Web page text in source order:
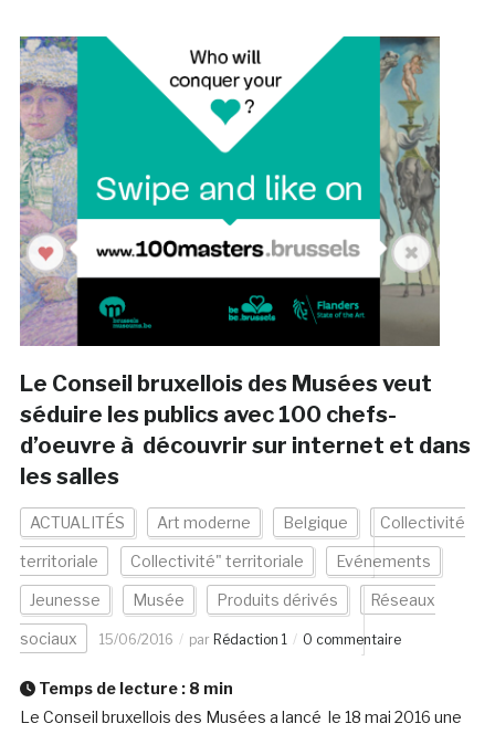
Le Conseil bruxellois des Musées veut
séduire les publics avec 100 chefs-
d’oeuvre à découvrir sur internet et dans
les salles
ACTUALITÉS Art moderne Belgique Collectivité
territoriale Collectivité" territoriale Evénements
Jeunesse Musée Produits dérivés Réseaux
sociaux 15/06/2016 par Rédaction 1 0 commentaire
Temps de lecture : 8 min
Le Conseil bruxellois des Musées a lancé le 18 mai 2016 une